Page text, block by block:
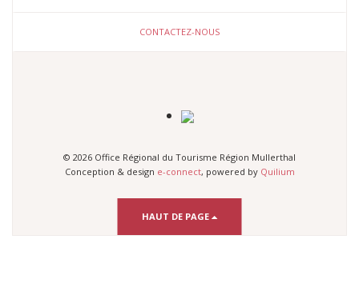
CONTACTEZ-NOUS
© 2026 Office Régional du Tourisme Région Mullerthal
Conception & design e-connect, powered by Quilium
HAUT DE PAGE